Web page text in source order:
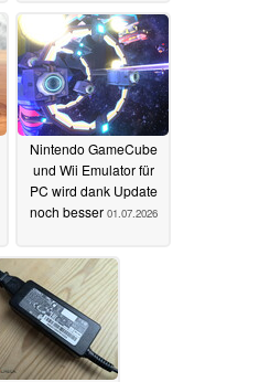
Nintendo GameCube
und Wii Emulator für
PC wird dank Update
noch besser 01.07.2026